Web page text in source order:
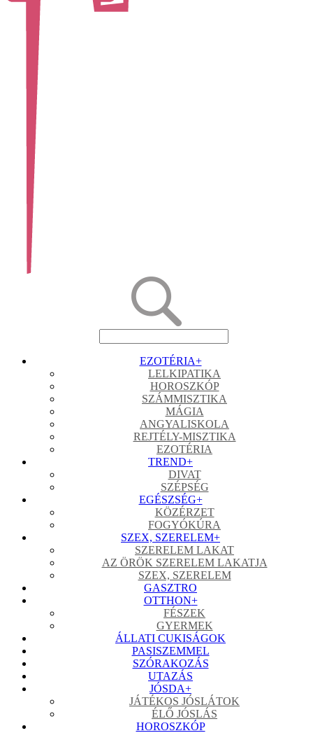
EZOTÉRIA+
LELKIPATIKA
HOROSZKÓP
SZÁMMISZTIKA
MÁGIA
ANGYALISKOLA
REJTÉLY-MISZTIKA
EZOTÉRIA
TREND+
DIVAT
SZÉPSÉG
EGÉSZSÉG+
KÖZÉRZET
FOGYÓKÚRA
SZEX, SZERELEM+
SZERELEM LAKAT
AZ ÖRÖK SZERELEM LAKATJA
SZEX, SZERELEM
GASZTRO
OTTHON+
FÉSZEK
GYERMEK
ÁLLATI CUKISÁGOK
PASISZEMMEL
SZÓRAKOZÁS
UTAZÁS
JÓSDA+
JÁTÉKOS JÓSLÁTOK
ÉLŐ JÓSLÁS
HOROSZKÓP